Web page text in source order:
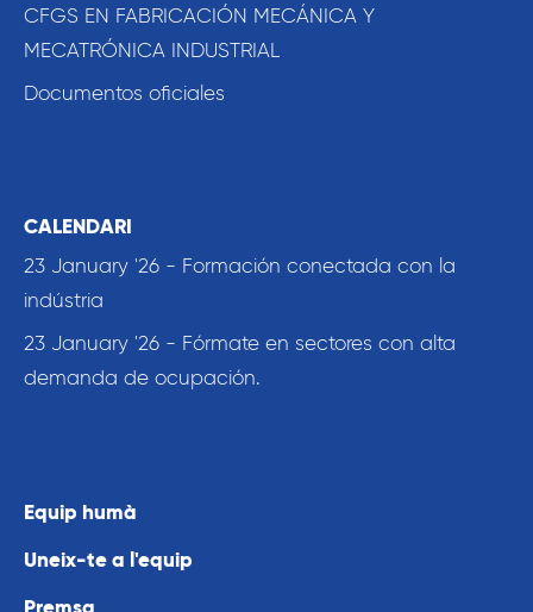
CFGS EN FABRICACIÓN MECÁNICA Y
MECATRÓNICA INDUSTRIAL
Documentos oficiales
CALENDARI
23 January '26 - Formación conectada con la
indústria
23 January '26 - Fórmate en sectores con alta
demanda de ocupación.
Equip humà
Uneix-te a l'equip